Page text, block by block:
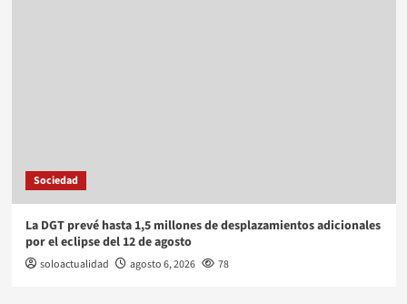
Sociedad
La DGT prevé hasta 1,5 millones de desplazamientos adicionales
por el eclipse del 12 de agosto
soloactualidad agosto 6, 2026 78